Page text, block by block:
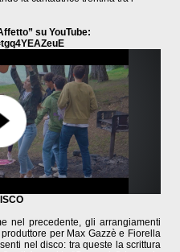
su YouTube:
nel precedente, gli arrangiamenti
per Max Gazzè e Fiorella
nel disco: tra queste la scrittura